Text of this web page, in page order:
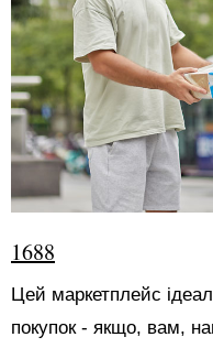
1688
Цей маркетплейс
покупок - якщо, вам,